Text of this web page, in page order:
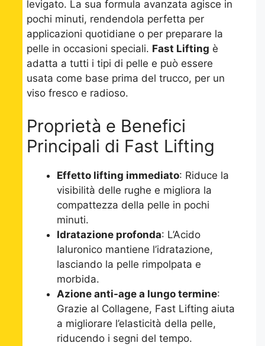
levigato. La sua formula avanzata agisce in
pochi minuti, rendendola perfetta per
applicazioni quotidiane o per preparare la
pelle in occasioni speciali. Fast Lifting è
adatta a tutti i tipi di pelle e può essere
usata come base prima del trucco, per un
viso fresco e radioso.
Proprietà e Benefici
Principali di Fast Lifting
Effetto lifting immediato: Riduce la
visibilità delle rughe e migliora la
compattezza della pelle in pochi
minuti.
Idratazione profonda: L’Acido
Ialuronico mantiene l’idratazione,
lasciando la pelle rimpolpata e
morbida.
Azione anti-age a lungo termine:
Grazie al Collagene, Fast Lifting aiuta
a migliorare l’elasticità della pelle,
riducendo i segni del tempo.